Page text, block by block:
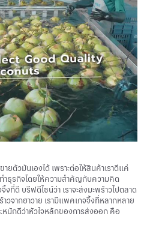
ยตัวมันเองได้ เพราะต่อให้สินค้าเราดีแค่
ทำธุรกิจโดยให้ความสำคัญกับความคิด
ที่ดี บรีฟดีไซน์ว่า เราจะส่งมะพร้าวไปตลาด
วจากฮาวาย เรามีแพคเกจจิ้งที่หลากหลาย
หนักดีว่าหัวใจหลักของการส่งออก คือ